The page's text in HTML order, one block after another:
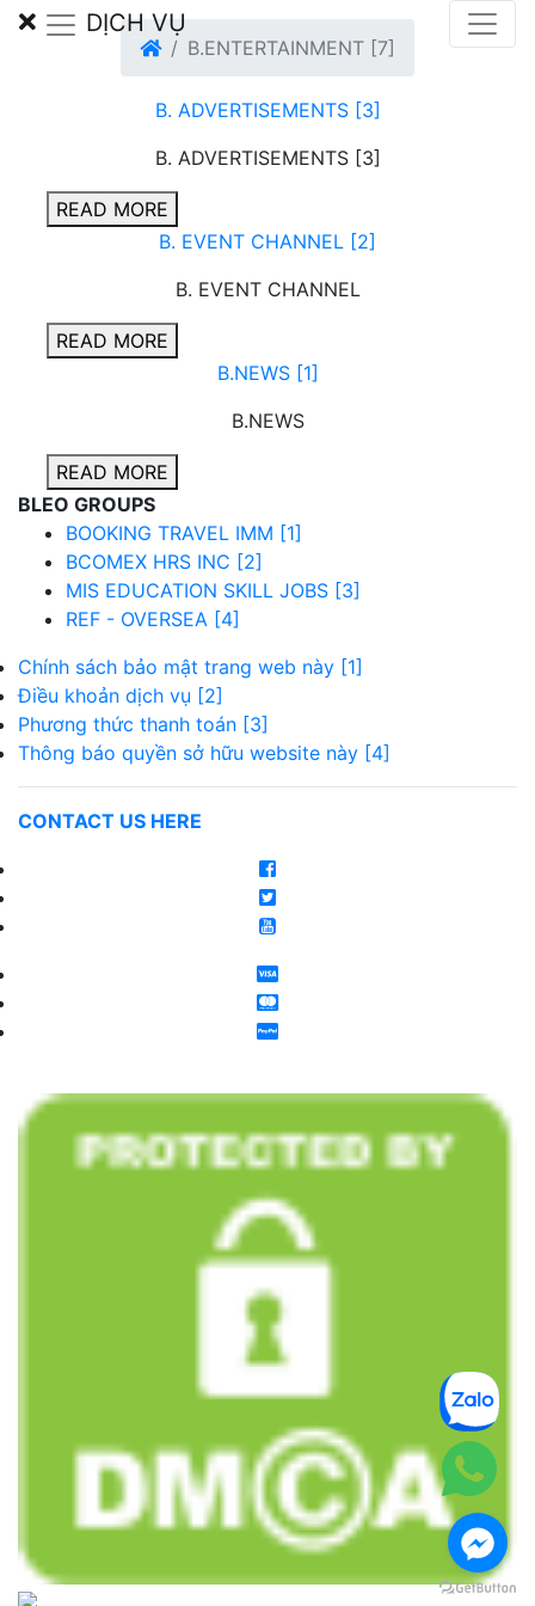
DỊCH VỤ
B.ENTERTAINMENT [7]
B. ADVERTISEMENTS [3]
B. ADVERTISEMENTS [3]
READ MORE
B. EVENT CHANNEL [2]
B. EVENT CHANNEL
READ MORE
B.NEWS [1]
B.NEWS
READ MORE
BLEO GROUPS
BOOKING TRAVEL IMM [1]
BCOMEX HRS INC [2]
MIS EDUCATION SKILL JOBS [3]
REF - OVERSEA [4]
Chính sách bảo mật trang web này [1]
Điều khoản dịch vụ [2]
Phương thức thanh toán [3]
Thông báo quyền sở hữu website này [4]
CONTACT US HERE